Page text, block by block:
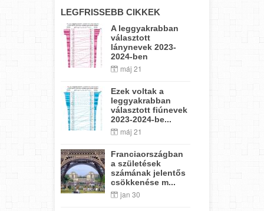
LEGFRISSEBB CIKKEK
A leggyakrabban
választott
lánynevek 2023-
2024-ben
máj 21
Ezek voltak a
leggyakrabban
választott fiúnevek
2023-2024-be...
máj 21
Franciaországban
a születések
számának jelentős
csökkenése m...
jan 30